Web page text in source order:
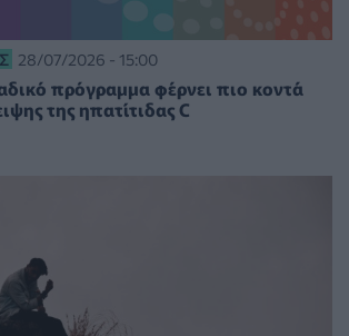
28/07/2026 - 15:00
πρόγραμμα φέρνει πιο κοντά
της ηπατίτιδας C